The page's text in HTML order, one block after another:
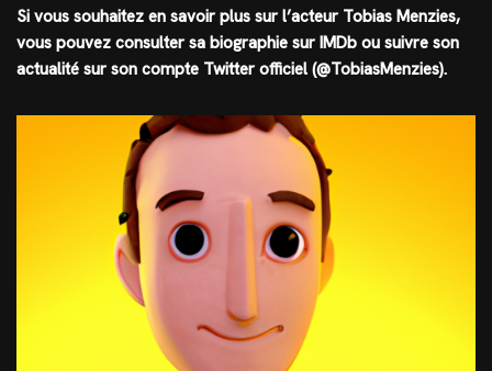
Si vous souhaitez en savoir plus sur l’acteur Tobias Menzies,
vous pouvez consulter sa biographie sur IMDb ou suivre son
actualité sur son compte Twitter officiel (@TobiasMenzies).